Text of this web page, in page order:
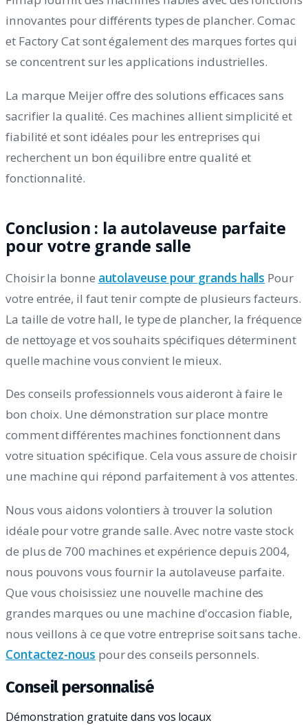
innovantes pour différents types de plancher. Comac
et Factory Cat sont également des marques fortes qui
se concentrent sur les applications industrielles.
La marque Meijer offre des solutions efficaces sans
sacrifier la qualité. Ces machines allient simplicité et
fiabilité et sont idéales pour les entreprises qui
recherchent un bon équilibre entre qualité et
fonctionnalité.
Conclusion : la autolaveuse parfaite
pour votre grande salle
Choisir la bonne autolaveuse pour grands halls Pour
votre entrée, il faut tenir compte de plusieurs facteurs.
La taille de votre hall, le type de plancher, la fréquence
de nettoyage et vos souhaits spécifiques déterminent
quelle machine vous convient le mieux.
Des conseils professionnels vous aideront à faire le
bon choix. Une démonstration sur place montre
comment différentes machines fonctionnent dans
votre situation spécifique. Cela vous assure de choisir
une machine qui répond parfaitement à vos attentes.
Nous vous aidons volontiers à trouver la solution
idéale pour votre grande salle. Avec notre vaste stock
de plus de 700 machines et expérience depuis 2004,
nous pouvons vous fournir la autolaveuse parfaite.
Que vous choisissiez une nouvelle machine des
grandes marques ou une machine d'occasion fiable,
nous veillons à ce que votre entreprise soit sans tache.
Contactez-nous pour des conseils personnels.
Conseil personnalisé
Démonstration gratuite dans vos locaux